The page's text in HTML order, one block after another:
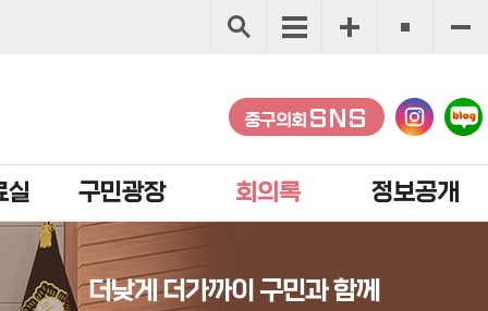
실 구민광장 회의록 정보공개
중구의회 SNS
더낮게 더가까이 구민과 함께